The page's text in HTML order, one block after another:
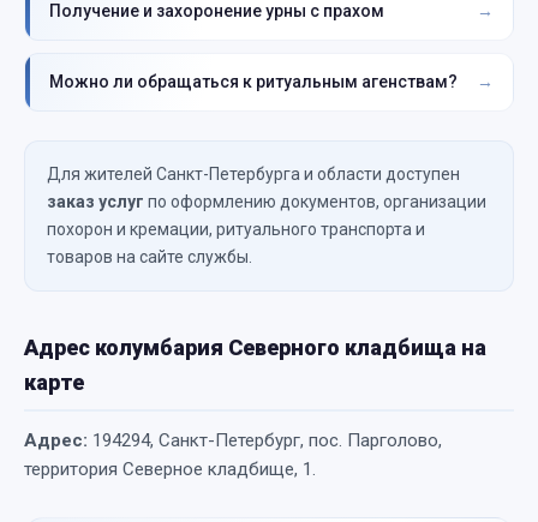
Получение и захоронение урны с прахом
Можно ли обращаться к ритуальным агенствам?
Для жителей Санкт-Петербурга и области доступен
заказ услуг по оформлению документов, организации
похорон и кремации, ритуального транспорта и
товаров на сайте службы.
Адрес колумбария Северного кладбища на
карте
Адрес: 194294, Санкт-Петербург, пос. Парголово,
территория Северное кладбище, 1.